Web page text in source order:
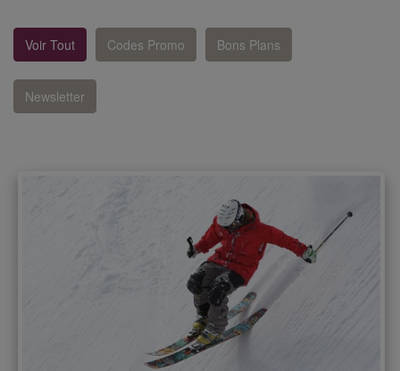
Voir Tout Codes Promo Bons Plans
Newsletter